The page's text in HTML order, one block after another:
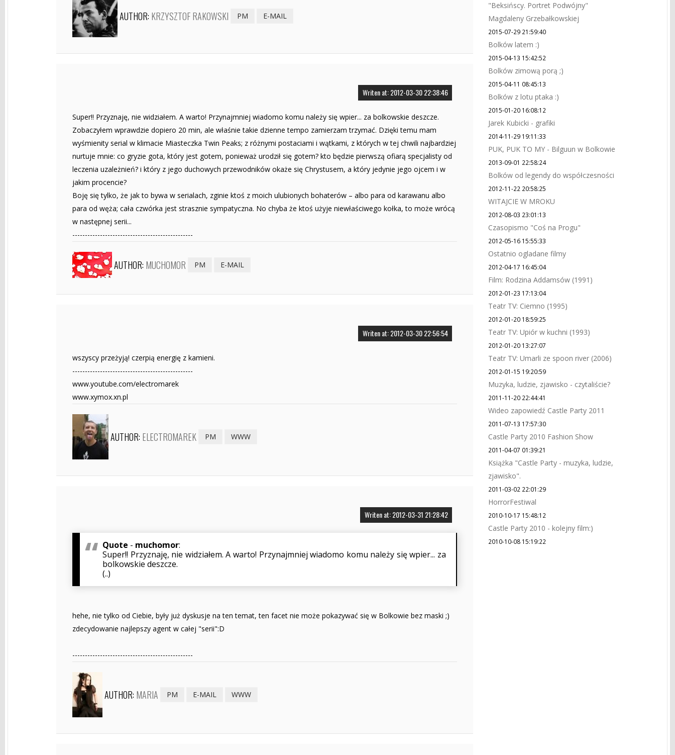
AUTHOR: KRZYSZTOF RAKOWSKI PM E-MAIL
Writen at: 2012-03-30 22:38:46
Super!! Przyznaję, nie widziałem. A warto! Przynajmniej wiadomo komu należy się wpier... za bolkowskie deszcze.
Zobaczyłem wprawdzie dopiero 20 min, ale właśnie takie dzienne tempo zamierzam trzymać. Dzięki temu mam
wyśmienity serial w klimacie Miasteczka Twin Peaks; z różnymi postaciami i wątkami, z których w tej chwili najbardziej
nurtuje mnie: co gryzie gota, który jest gotem, ponieważ urodził się gotem? kto będzie pierwszą ofiarą specjalisty od
leczenia uzależnień? i który z jego duchowych przewodników okaże się Chrystusem, a który jedynie jego ojcem i w
jakim procencie?
Boję się tylko, że jak to bywa w serialach, zginie ktoś z moich ulubionych bohaterów – albo para od karawanu albo
para od węża; cała czwórka jest strasznie sympatyczna. No chyba że ktoś użyje niewłaściwego kołka, to może wrócą
w następnej serii...
------------------------------------------------
AUTHOR: MUCHOMOR PM E-MAIL
Writen at: 2012-03-30 22:56:54
wszyscy przeżyją! czerpią energię z kamieni.
------------------------------------------------
www.youtube.com/electromarek
www.xymox.xn.pl
AUTHOR: ELECTROMAREK PM WWW
Writen at: 2012-03-31 21:28:42
Quote - muchomor:
Super!! Przyznaję, nie widziałem. A warto! Przynajmniej wiadomo komu należy się wpier... za
bolkowskie deszcze.
(..)
hehe, nie tylko od Ciebie, były już dyskusje na ten temat, ten facet nie może pokazywać się w Bolkowie bez maski ;)
zdecydowanie najlepszy agent w całej "serii":D
------------------------------------------------
AUTHOR: MARIA PM E-MAIL WWW
"Beksińscy. Portret Podwójny"
Magdaleny Grzebałkowskiej
2015-07-29 21:59:40
Bolków latem :)
2015-04-13 15:42:52
Bolków zimową porą ;)
2015-04-11 08:45:13
Bolków z lotu ptaka :)
2015-01-20 16:08:12
Jarek Kubicki - grafiki
2014-11-29 19:11:33
PUK, PUK TO MY - Bilguun w Bolkowie
2013-09-01 22:58:24
Bolków od legendy do współczesności
2012-11-22 20:58:25
WITAJCIE W MROKU
2012-08-03 23:01:13
Czasopismo "Coś na Progu"
2012-05-16 15:55:33
Ostatnio ogladane filmy
2012-04-17 16:45:04
Film: Rodzina Addamsów (1991)
2012-01-23 17:13:04
Teatr TV: Ciemno (1995)
2012-01-20 18:59:25
Teatr TV: Upiór w kuchni (1993)
2012-01-20 13:27:07
Teatr TV: Umarli ze spoon river (2006)
2012-01-15 19:20:59
Muzyka, ludzie, zjawisko - czytaliście?
2011-11-20 22:44:41
Wideo zapowiedź Castle Party 2011
2011-07-13 17:57:30
Castle Party 2010 Fashion Show
2011-04-07 01:39:21
Książka "Castle Party - muzyka, ludzie,
zjawisko".
2011-03-02 22:01:29
HorrorFestiwal
2010-10-17 15:48:12
Castle Party 2010 - kolejny film:)
2010-10-08 15:19:22